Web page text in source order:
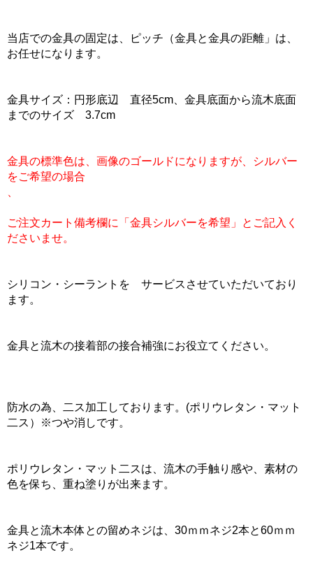
当店での金具の固定は、ピッチ（金具と金具の距離」は、
お任せになります。
金具サイズ：円形底辺 直径5cm、金具底面から流木底面
までのサイズ 3.7cm
金具の標準色は、画像のゴールドになりますが、シルバー
をご希望の場合
ご注文カート備考欄に「金具シルバーを希望」とご記入く
ださいませ。
シリコン・シーラントを サービスさせていただいており
ます。
金具と流木の接着部の接合補強にお役立てください。
防水の為、二ス加工しております。(ポリウレタン・マット
二ス）※つや消しです。
ポリウレタン・マット二スは、流木の手触り感や、素材の
色を保ち、重ね塗りが出来ます。
金具と流木本体との留めネジは、30ｍｍネジ2本と60ｍｍ
ネジ1本です。